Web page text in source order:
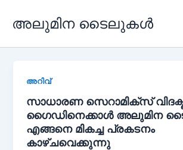
പോകുക
അലുമിന ടൈലുകൾ
അറിവ്
സാധാരണ സെറാമിക്‌സ്
ഗൈഡിനെക്കാൾ അലുമിന
എങ്ങനെ മികച്ച പ്രകടനം
കാഴ്ചവെക്കുന്നു